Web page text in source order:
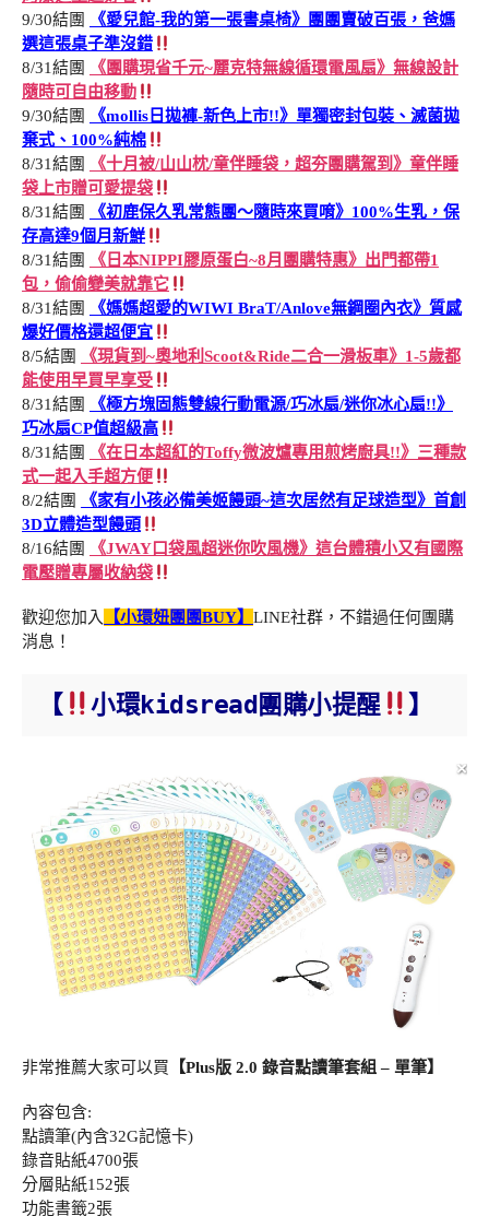
9/30結團
《愛兒館-我的第一張書桌椅》團團賣破百張，爸媽
選這張桌子準沒錯
8/31結團
《團購現省千元~麗克特無線循環電風扇》無線設計
隨時可自由移動
9/30結團
《mollis日拋褲-新色上市!!》單獨密封包裝、滅菌拋
棄式、100%純棉
8/31結團
《十月被/山山枕/童伴睡袋，超夯團購駕到》童伴睡
袋上市贈可愛提袋
8/31結團
《初鹿保久乳常態團～隨時來買唷》100%生乳，保
存高達9個月新鮮
8/31結團
《日本NIPPI膠原蛋白~8月團購特惠》出門都帶1
包，偷偷變美就靠它
8/31結團
《媽媽超愛的WIWI BraT/Anlove無鋼圈內衣》質感
爆好價格還超便宜
8/5結團
《現貨到~奧地利Scoot&Ride二合一滑板車》1-5歲都
能使用早買早享受
8/31結團
《極方塊固態雙線行動電源/巧冰扇/迷你冰心扇!!》
巧冰扇CP值超級高
8/31結團
《在日本超紅的Toffy微波爐專用煎烤廚具!!》三種款
式一起入手超方便
8/2結團
《家有小孩必備美姬饅頭~這次居然有足球造型》首創
3D立體造型饅頭
8/16結團
《JWAY口袋風超迷你吹風機》這台體積小又有國際
電壓贈專屬收納袋
歡迎您加入 【小環妞團團BUY】 LINE社群，不錯過任何團購
消息！
【 小環kidsread團購小提醒 】
非常推薦大家可以買 【Plus版 2.0 錄音點讀筆套組 – 單筆】
內容包含:
點讀筆(內含32G記憶卡)
錄音貼紙4700張
分層貼紙152張
功能書籤2張